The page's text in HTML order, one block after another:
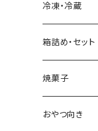
冷凍・冷蔵
箱詰め・セット
焼菓子
おやつ向き